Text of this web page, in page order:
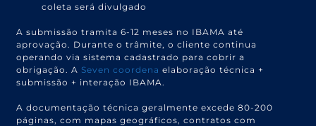
coleta será divulgado
A submissão tramita 6-12 meses no IBAMA até
aprovação. Durante o trâmite, o cliente continua
operando via sistema cadastrado para cobrir a
obrigação. A Seven coordena elaboração técnica +
submissão + interação IBAMA.
A documentação técnica geralmente excede 80-200
páginas, com mapas geográficos, contratos com